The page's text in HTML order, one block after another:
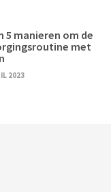
5 manieren om de
met
2023